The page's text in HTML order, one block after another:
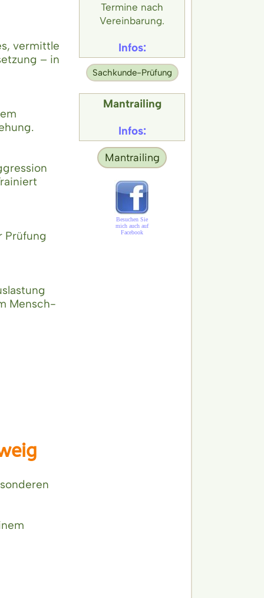
Termine nach
Vereinbarung.
Infos:
Sachkunde-Prüfung
Mantrailing
Infos:
Mantrailing
Besuchen Sie
mich auch auf
Facebook
vermittle
– in
Prüfung
Mensch-